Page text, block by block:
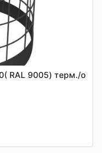
RAL 9005) терм./о